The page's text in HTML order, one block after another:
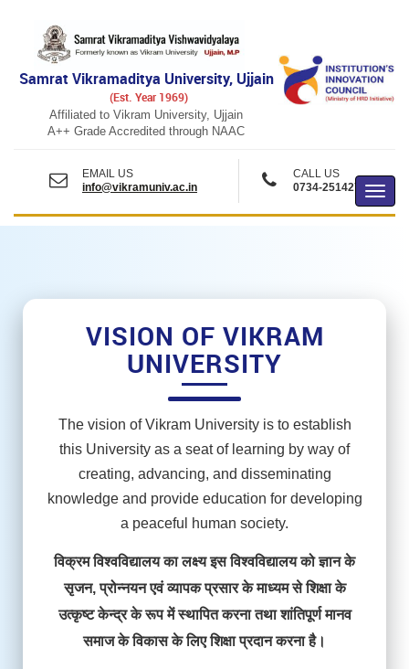
Samrat Vikramaditya University, Ujjain
(Est. Year 1969)
Affiliated to Vikram University, Ujjain
A++ Grade Accredited through NAAC
EMAIL US
info@vikramuniv.ac.in
CALL US
0734-2514271
VISION OF VIKRAM
UNIVERSITY
The vision of Vikram University is to establish
this University as a seat of learning by way of
creating, advancing, and disseminating
knowledge and provide education for developing
a peaceful human society.
विक्रम विश्वविद्यालय का लक्ष्य इस विश्वविद्यालय को ज्ञान के
सृजन, प्रोन्नयन एवं व्यापक प्रसार के माध्यम से शिक्षा के
उत्कृष्ट केन्द्र के रूप में स्थापित करना तथा शांतिपूर्ण मानव
समाज के विकास के लिए शिक्षा प्रदान करना है।